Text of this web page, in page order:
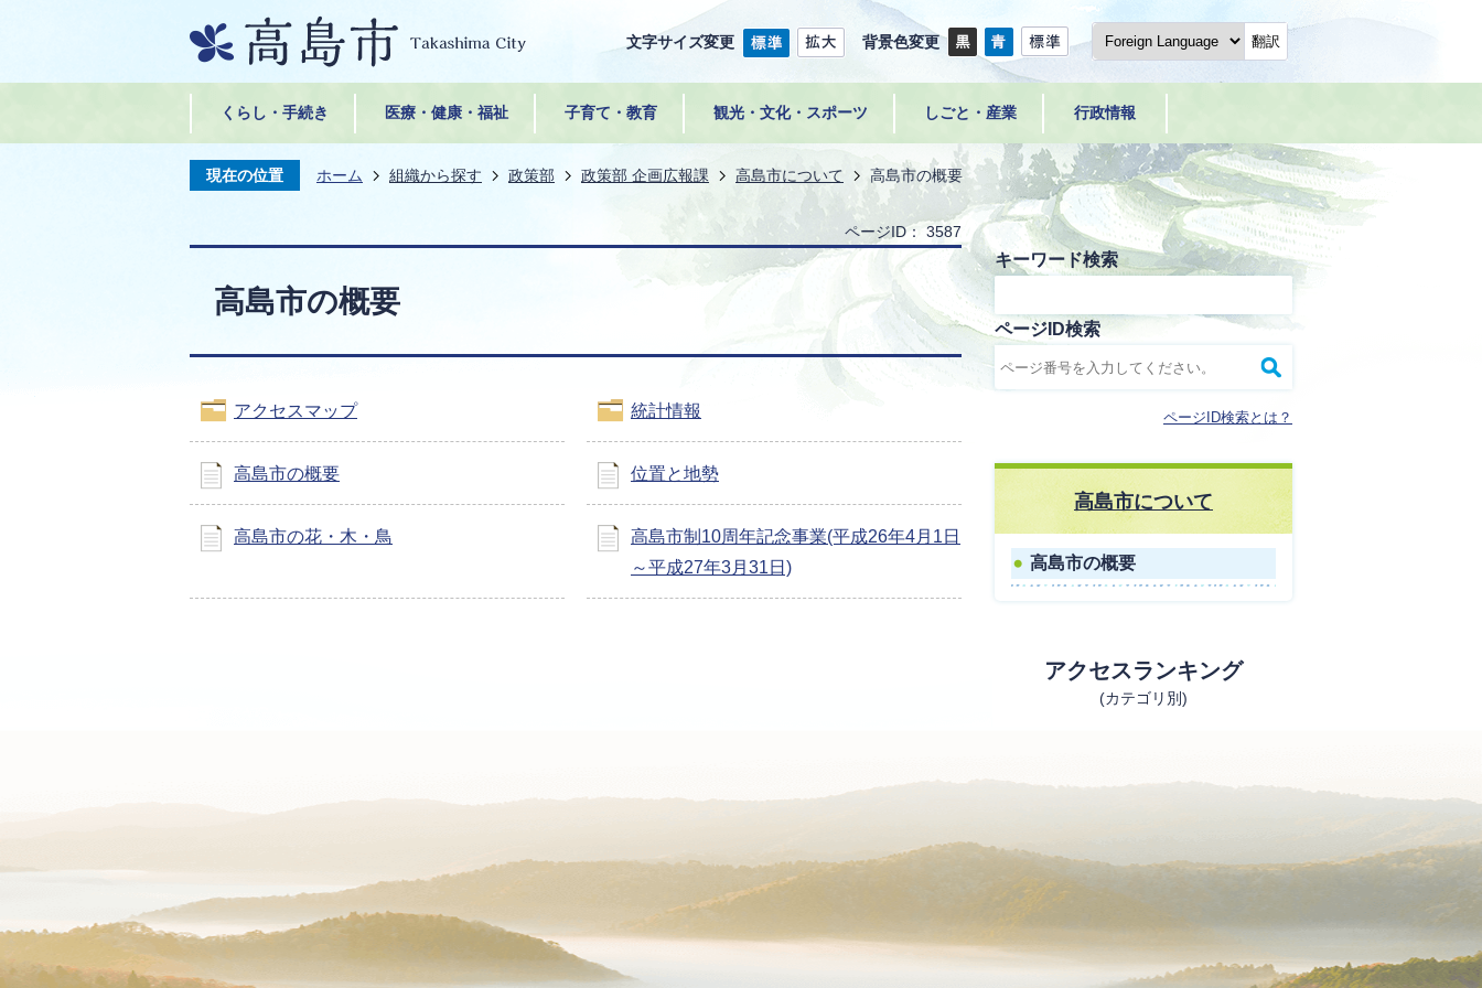
文字サイズ変更 背景色変更 翻訳
くらし・手続き 医療・健康・福祉 子育て・教育 観光・文化・スポーツ しごと・産業 行政情報
現在の位置 ホーム 組織から探す 政策部 政策部 企画広報課 高島市について 高島市の概要
ページID： 3587
高島市の概要
アクセスマップ 統計情報
高島市の概要 位置と地勢
高島市の花・木・鳥
高島市制10周年記念事業(平成26年4月1日
～平成27年3月31日)
キーワード検索
ページID検索
ページID検索とは？
高島市について
高島市の概要
アクセスランキング
(カテゴリ別)